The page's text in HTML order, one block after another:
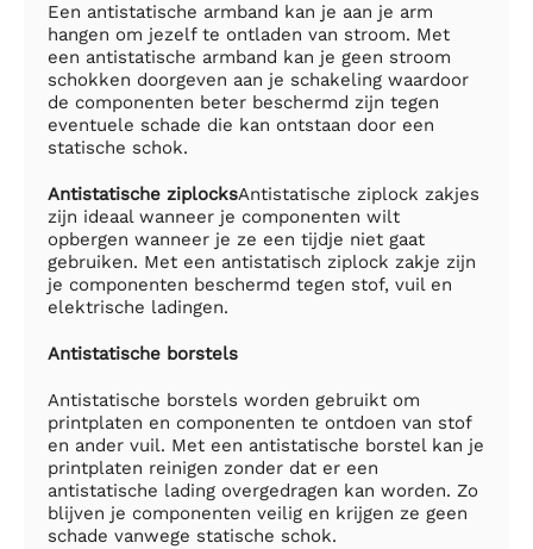
Een antistatische armband kan je aan je arm
hangen om jezelf te ontladen van stroom. Met
een antistatische armband kan je geen stroom
schokken doorgeven aan je schakeling waardoor
de componenten beter beschermd zijn tegen
eventuele schade die kan ontstaan door een
statische schok.
Antistatische ziplocksAntistatische ziplock zakjes
zijn ideaal wanneer je componenten wilt
opbergen wanneer je ze een tijdje niet gaat
gebruiken. Met een antistatisch ziplock zakje zijn
je componenten beschermd tegen stof, vuil en
elektrische ladingen.
Antistatische borstels
Antistatische borstels worden gebruikt om
printplaten en componenten te ontdoen van stof
en ander vuil. Met een antistatische borstel kan je
printplaten reinigen zonder dat er een
antistatische lading overgedragen kan worden. Zo
blijven je componenten veilig en krijgen ze geen
schade vanwege statische schok.